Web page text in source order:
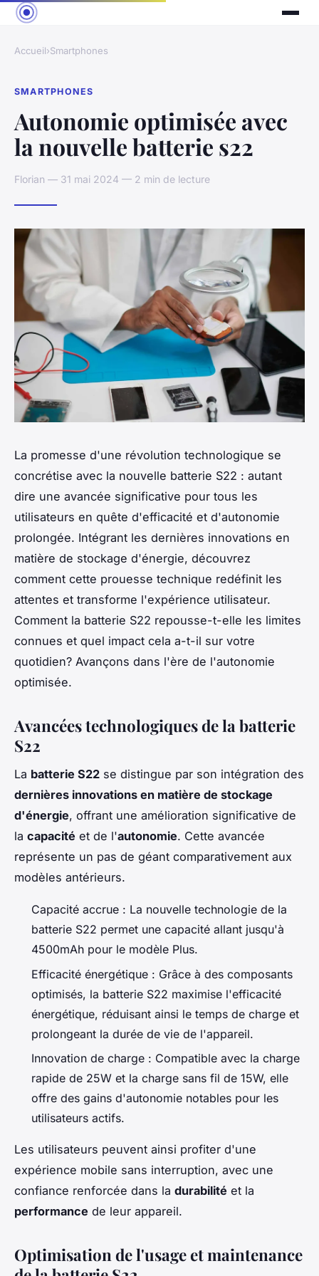
Accueil›Smartphones
SMARTPHONES
Autonomie optimisée avec
la nouvelle batterie s22
Florian — 31 mai 2024 — 2 min de lecture
La promesse d'une révolution technologique se
concrétise avec la nouvelle batterie S22 : autant
dire une avancée significative pour tous les
utilisateurs en quête d'efficacité et d'autonomie
prolongée. Intégrant les dernières innovations en
matière de stockage d'énergie, découvrez
comment cette prouesse technique redéfinit les
attentes et transforme l'expérience utilisateur.
Comment la batterie S22 repousse-t-elle les limites
connues et quel impact cela a-t-il sur votre
quotidien? Avançons dans l'ère de l'autonomie
optimisée.
Avancées technologiques de la batterie
S22
La batterie S22 se distingue par son intégration des
dernières innovations en matière de stockage
d'énergie, offrant une amélioration significative de
la capacité et de l'autonomie. Cette avancée
représente un pas de géant comparativement aux
modèles antérieurs.
Capacité accrue : La nouvelle technologie de la
batterie S22 permet une capacité allant jusqu'à
4500mAh pour le modèle Plus.
Efficacité énergétique : Grâce à des composants
optimisés, la batterie S22 maximise l'efficacité
énergétique, réduisant ainsi le temps de charge et
prolongeant la durée de vie de l'appareil.
Innovation de charge : Compatible avec la charge
rapide de 25W et la charge sans fil de 15W, elle
offre des gains d'autonomie notables pour les
utilisateurs actifs.
Les utilisateurs peuvent ainsi profiter d'une
expérience mobile sans interruption, avec une
confiance renforcée dans la durabilité et la
performance de leur appareil.
Optimisation de l'usage et maintenance